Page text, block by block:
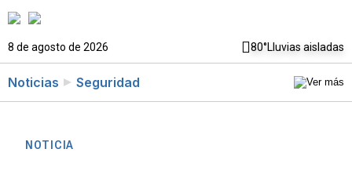
8 de agosto de 2026 80°Lluvias aisladas
Noticias Seguridad
NOTICIA